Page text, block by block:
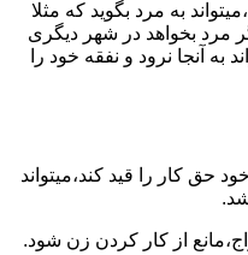
به مرد بگوید که مثلا
مرد بخواهد در شهر دیگری
آنجا نرود و نفقه خود را
حق کار را قید کند،میتواند
از کار کردن زن شود.